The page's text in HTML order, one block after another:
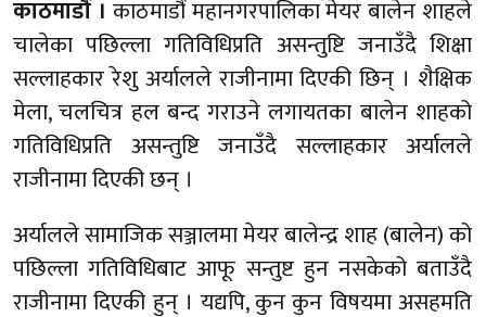
काठमाडौं । काठमाडौं महानगरपालिका मेयर बालेन शाहले
चालेका पछिल्ला गतिविधिप्रति असन्तुष्टि जनाउँदै शिक्षा
सल्लाहकार रेशु अर्यालले राजीनामा दिएकी छिन् । शैक्षिक
मेला, चलचित्र हल बन्द गराउने लगायतका बालेन शाहको
गतिविधिप्रति असन्तुष्टि जनाउँदै सल्लाहकार अर्यालले
राजीनामा दिएकी छन् ।
अर्यालले सामाजिक सञ्जालमा मेयर बालेन्द्र शाह (बालेन) को
पछिल्ला गतिविधिबाट आफू सन्तुष्ट हुन नसकेको बताउँदै
राजीनामा दिएकी हुन् । यद्यपि, कुन कुन विषयमा असहमति